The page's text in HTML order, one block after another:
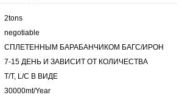
2tons
negotiable
СПЛЕТЕННЫМ БАРАБАНЧИКОМ БАГС/ИРОН
7-15 ДЕНЬ И ЗАВИСИТ ОТ КОЛИЧЕСТВА
T/T, L/C В ВИДЕ
30000mt/Year